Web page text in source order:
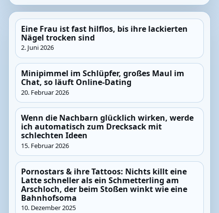
Eine Frau ist fast hilflos, bis ihre lackierten
Nägel trocken sind
2. Juni 2026
Minipimmel im Schlüpfer, großes Maul im
Chat, so läuft Online-Dating
20. Februar 2026
Wenn die Nachbarn glücklich wirken, werde
ich automatisch zum Drecksack mit
schlechten Ideen
15. Februar 2026
Pornostars & ihre Tattoos: Nichts killt eine
Latte schneller als ein Schmetterling am
Arschloch, der beim Stoßen winkt wie eine
Bahnhofsoma
10. Dezember 2025